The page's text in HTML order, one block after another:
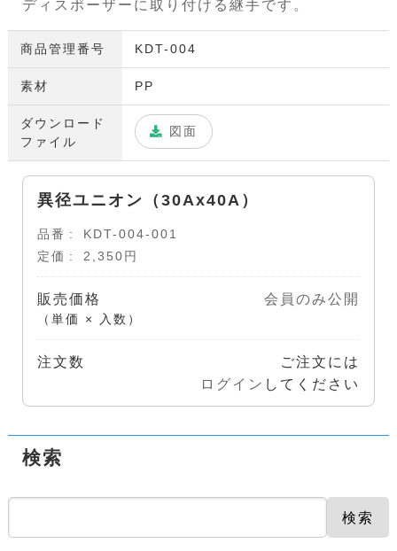
ディスポーザーに取り付ける継手です。
商品管理番号 KDT-004
素材 PP
ダウンロード
ファイル
図面
異径ユニオン（30Ax40A）
品番
KDT-004-001
定価
2,350円
販売価格
（単価 × 入数）
会員のみ公開
注文数
ご注文には
ログイン してください
検索
検索